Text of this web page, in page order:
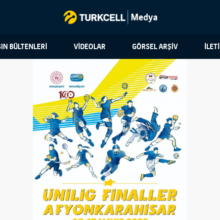
BÜLTENLERİ VİDEOLAR GÖRSEL ARŞİV